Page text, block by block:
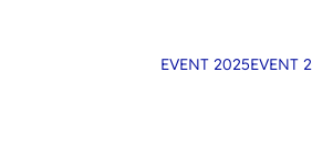
EVENT 2025EVENT